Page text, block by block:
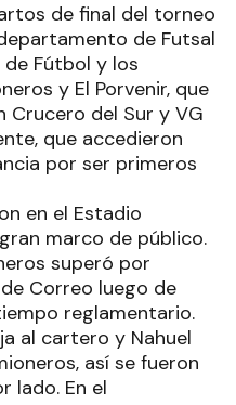
de final del torneo
de Futsal
de Fútbol y los
y El Porvenir, que
Crucero del Sur y VG
que accedieron
por ser primeros
en el Estadio
marco de público.
superó por
Correo luego de
reglamentario.
al cartero y Nahuel
así se fueron
lado. En el